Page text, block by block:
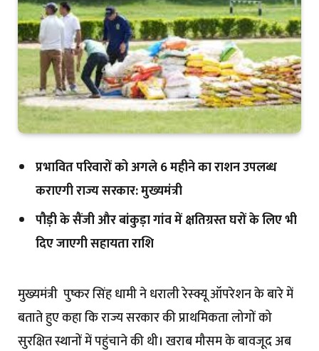
प्रभावित परिवारों को अगले 6 महीने का राशन उपलब्ध
कराएगी राज्य सरकार: मुख्यमंत्री
पौड़ी के सैंजी और बांकुड़ा गांव में क्षतिग्रस्त घरों के लिए भी
दिए जाएगी सहायता राशि
मुख्यमंत्री पुष्कर सिंह धामी ने धराली रेस्क्यू ऑपरेशन के बारे में
बताते हुए कहा कि राज्य सरकार की प्राथमिकता लोगों को
सुरक्षित स्थानों में पहुंचाने की थी। खराब मौसम के बावजूद अब